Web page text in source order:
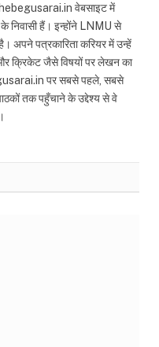
वेबसाइट में
निवासी हैं। इन्होंने LNMU से
अपने पत्रकारिता करियर में उन्हें
क्रिकेट जैसे विषयों पर लेखन का
पर सबसे पहले, सबसे
तक पहुँचाने के उद्देश्य से वे